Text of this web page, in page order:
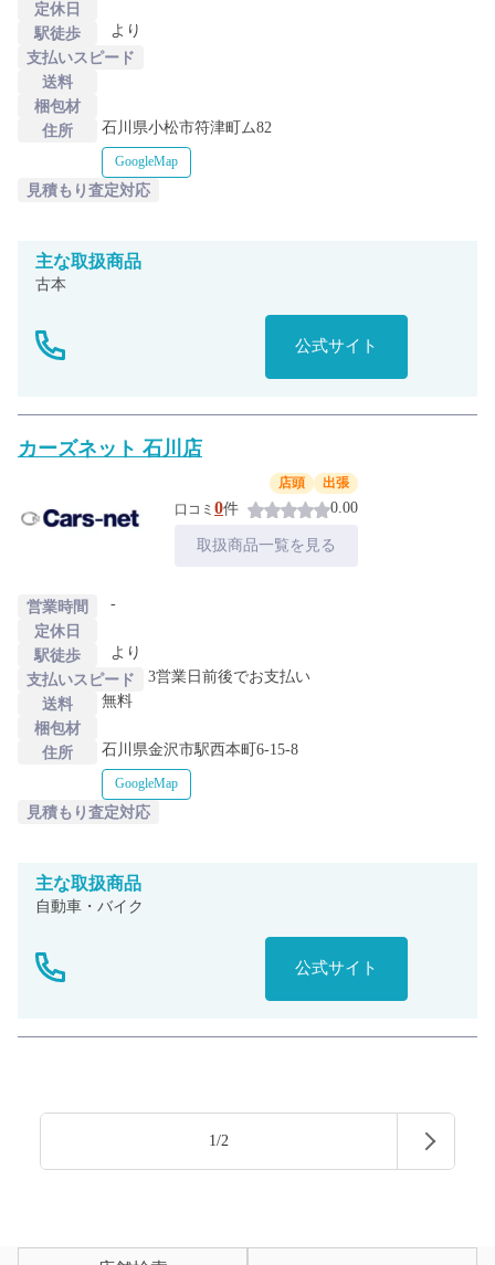
定休日
駅徒歩
より
支払いスピード
送料
梱包材
住所
石川県小松市符津町ム82
GoogleMap
見積もり査定対応
主な取扱商品
古本
公式サイト
カーズネット 石川店
店頭
出張
口コミ 0件 0.00
取扱商品一覧を見る
営業時間
-
定休日
駅徒歩
より
支払いスピード
3営業日前後でお支払い
送料
無料
梱包材
住所
石川県金沢市駅西本町6-15-8
GoogleMap
見積もり査定対応
主な取扱商品
自動車・バイク
公式サイト
1/2